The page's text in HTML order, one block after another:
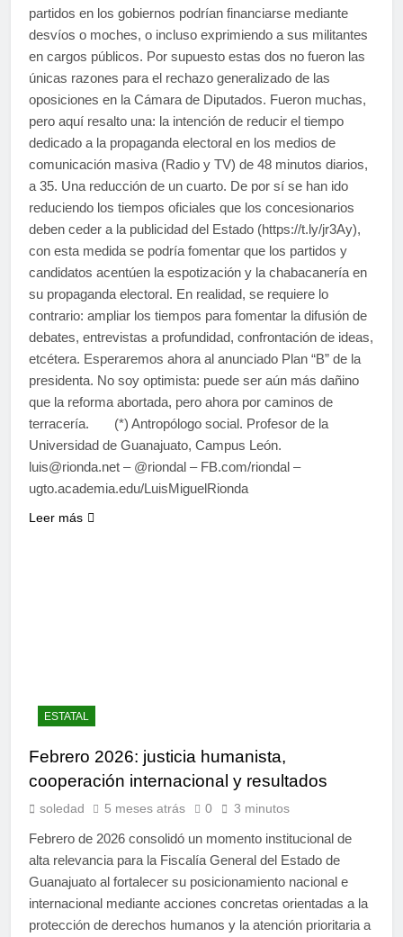
partidos en los gobiernos podrían financiarse mediante
desvíos o moches, o incluso exprimiendo a sus militantes
en cargos públicos. Por supuesto estas dos no fueron las
únicas razones para el rechazo generalizado de las
oposiciones en la Cámara de Diputados. Fueron muchas,
pero aquí resalto una: la intención de reducir el tiempo
dedicado a la propaganda electoral en los medios de
comunicación masiva (Radio y TV) de 48 minutos diarios,
a 35. Una reducción de un cuarto. De por sí se han ido
reduciendo los tiempos oficiales que los concesionarios
deben ceder a la publicidad del Estado (https://t.ly/jr3Ay),
con esta medida se podría fomentar que los partidos y
candidatos acentúen la espotización y la chabacanería en
su propaganda electoral. En realidad, se requiere lo
contrario: ampliar los tiempos para fomentar la difusión de
debates, entrevistas a profundidad, confrontación de ideas,
etcétera. Esperaremos ahora al anunciado Plan “B” de la
presidenta. No soy optimista: puede ser aún más dañino
que la reforma abortada, pero ahora por caminos de
terracería. (*) Antropólogo social. Profesor de la
Universidad de Guanajuato, Campus León.
luis@rionda.net – @riondal – FB.com/riondal –
ugto.academia.edu/LuisMiguelRionda
Leer más
ESTATAL
Febrero 2026: justicia humanista,
cooperación internacional y resultados
soledad 5 meses atrás 0 3 minutos
Febrero de 2026 consolidó un momento institucional de
alta relevancia para la Fiscalía General del Estado de
Guanajuato al fortalecer su posicionamiento nacional e
internacional mediante acciones concretas orientadas a la
protección de derechos humanos y la atención prioritaria a